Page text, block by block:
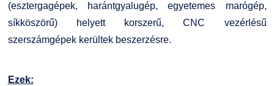
Kiemelt ösztöndíjak
K+F+I
Együttműködő partnereink
(esztergagépek, harántgyalugép, egyetemes marógép,
síkköszörű) helyett korszerű, CNC vezérlésű
szerszámgépek kerültek beszerzésre.
Ezek: